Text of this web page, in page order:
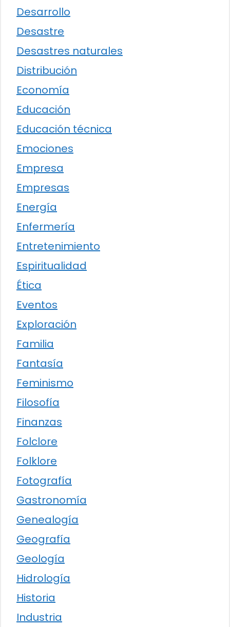
Desarrollo
Desastre
Desastres naturales
Distribución
Economía
Educación
Educación técnica
Emociones
Empresa
Empresas
Energía
Enfermería
Entretenimiento
Espiritualidad
Ética
Eventos
Exploración
Familia
Fantasía
Feminismo
Filosofía
Finanzas
Folclore
Folklore
Fotografía
Gastronomía
Genealogía
Geografía
Geología
Hidrología
Historia
Industria